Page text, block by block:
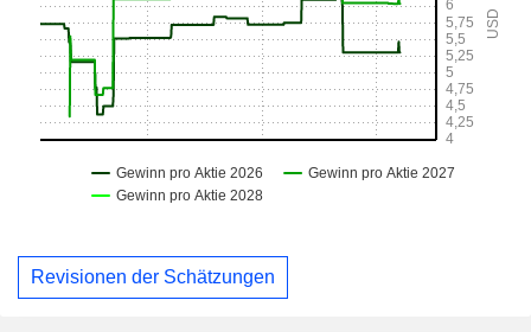
Revisionen der Schätzungen